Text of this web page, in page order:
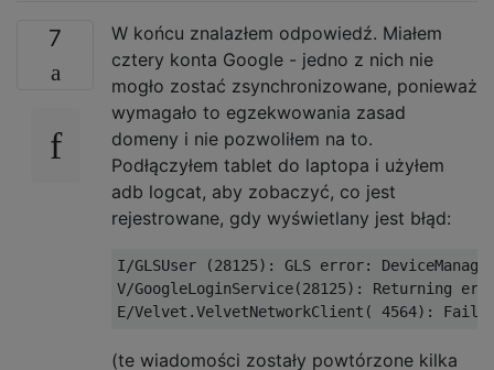
7
W końcu znalazłem odpowiedź. Miałem
cztery konta Google - jedno z nich nie
mogło zostać zsynchronizowane, ponieważ
wymagało to egzekwowania zasad
domeny i nie pozwoliłem na to.
Podłączyłem tablet do laptopa i użyłem
adb logcat, aby zobaczyć, co jest
rejestrowane, gdy wyświetlany jest błąd:
I/GLSUser (28125): GLS error:
V/GoogleLoginService(28125): Returning
(te wiadomości zostały powtórzone kilka